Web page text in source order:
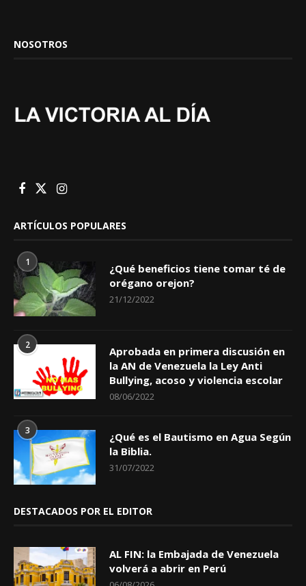
NOSOTROS
ARTÍCULOS POPULARES
1
¿Qué beneficios tiene tomar té de
orégano orejon?
21/12/2022
2
Aprobada en primera discusión en
la AN de Venezuela la Ley Anti
Bullying, acoso y violencia escolar
08/06/2022
3
¿Qué es el Bautismo en Agua Según
la Biblia.
31/07/2022
DESTACADOS POR EL EDITOR
AL FIN: la Embajada de Venezuela
volverá a abrir en Perú